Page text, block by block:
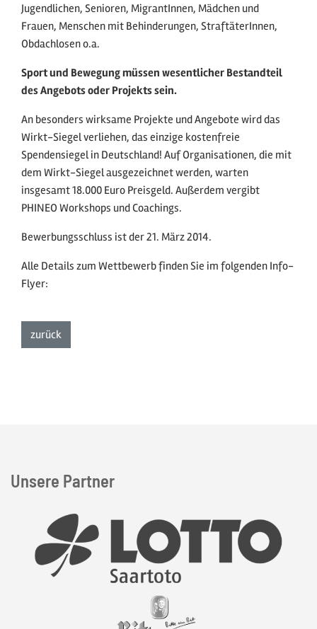
Jugendlichen, Senioren, MigrantInnen, Mädchen und
Frauen, Menschen mit Behinderungen, StraftäterInnen,
Obdachlosen o.a.
Sport und Bewegung müssen wesentlicher Bestandteil
des Angebots oder Projekts sein.
An besonders wirksame Projekte und Angebote wird das
Wirkt-Siegel verliehen, das einzige kostenfreie
Spendensiegel in Deutschland! Auf Organisationen, die mit
dem Wirkt-Siegel ausgezeichnet werden, warten
insgesamt 18.000 Euro Preisgeld. Außerdem vergibt
PHINEO Workshops und Coachings.
Bewerbungsschluss ist der 21. März 2014.
Alle Details zum Wettbewerb finden Sie im folgenden Info-
Flyer:
zurück
Unsere Partner